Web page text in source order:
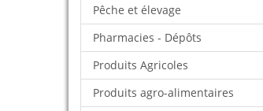
Pêche et élevage
Pharmacies - Dépôts
Produits Agricoles
Produits agro-alimentaires